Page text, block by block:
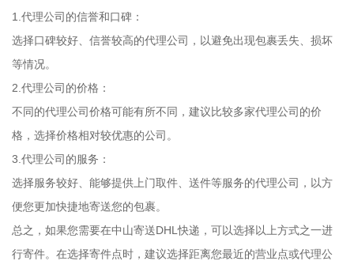
1.代理公司的信誉和口碑：
选择口碑较好、信誉较高的代理公司，以避免出现包裹丢失、损坏
等情况。
2.代理公司的价格：
不同的代理公司价格可能有所不同，建议比较多家代理公司的价
格，选择价格相对较优惠的公司。
3.代理公司的服务：
选择服务较好、能够提供上门取件、送件等服务的代理公司，以方
便您更加快捷地寄送您的包裹。
总之，如果您需要在中山寄送DHL快递，可以选择以上方式之一进
行寄件。在选择寄件点时，建议选择距离您最近的营业点或代理公